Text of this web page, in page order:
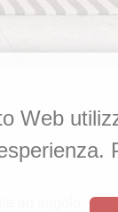
ad angolo:
Web